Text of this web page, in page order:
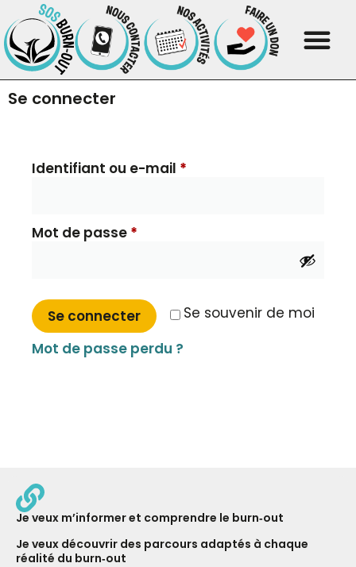
Se connecter
Identifiant ou e-mail *
Mot de passe *
Se souvenir de moi
Se connecter
Mot de passe perdu ?
Je veux m’informer et comprendre le burn‑out
Je veux découvrir des parcours adaptés à chaque
réalité du burn‑out